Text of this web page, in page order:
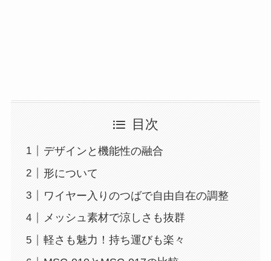
目次
デザインと機能性の融合
形について
ワイヤー入りのつばで自由自在の調整
メッシュ素材で涼しさも抜群
軽さも魅力！持ち運びも楽々